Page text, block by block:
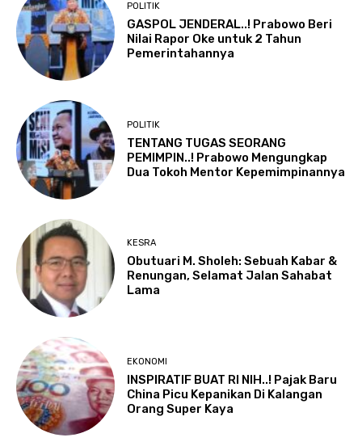
POLITIK
GASPOL JENDERAL..! Prabowo Beri
Nilai Rapor Oke untuk 2 Tahun
Pemerintahannya
POLITIK
TENTANG TUGAS SEORANG
PEMIMPIN..! Prabowo Mengungkap
Dua Tokoh Mentor Kepemimpinannya
KESRA
Obutuari M. Sholeh: Sebuah Kabar &
Renungan, Selamat Jalan Sahabat
Lama
EKONOMI
INSPIRATIF BUAT RI NIH..! Pajak Baru
China Picu Kepanikan Di Kalangan
Orang Super Kaya